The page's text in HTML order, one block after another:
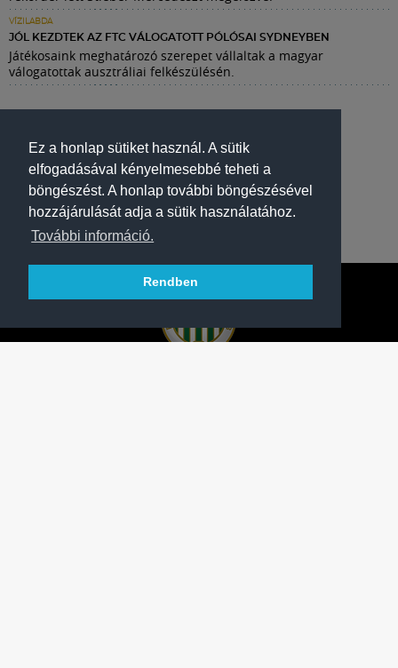
Ez a honlap sütiket használ. A sütik
elfogadásával kényelmesebbé teheti a
böngészést. A honlap további böngészésével
hozzájárulását adja a sütik használatához.
További információ.
Rendben
VÍZILABDA
JÓL KEZDTEK AZ FTC VÁLOGATOTT PÓLÓSAI SYDNEYBEN
Játékosaink meghatározó szerepet vállaltak a magyar
válogatottak ausztráliai felkészülésén.